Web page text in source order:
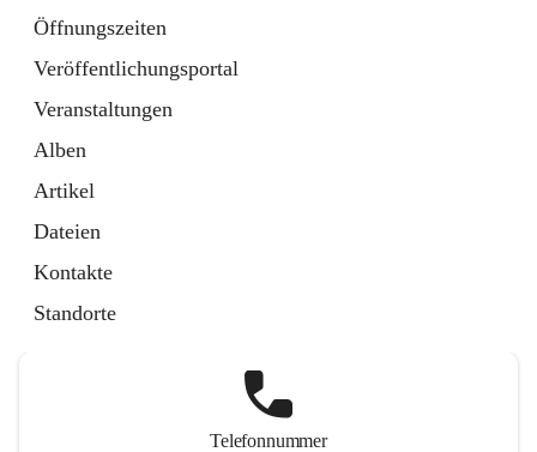
Öffnungszeiten
Veröffentlichungsportal
Veranstaltungen
Alben
Artikel
Dateien
Kontakte
Standorte
Telefonnummer